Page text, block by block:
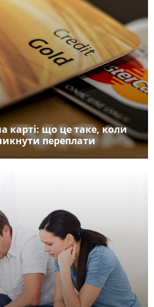
карті: що це таке, коли
переплати